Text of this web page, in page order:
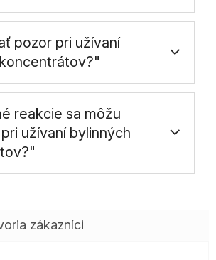
pozor pri užívaní
reakcie sa môžu
užívaní bylinných